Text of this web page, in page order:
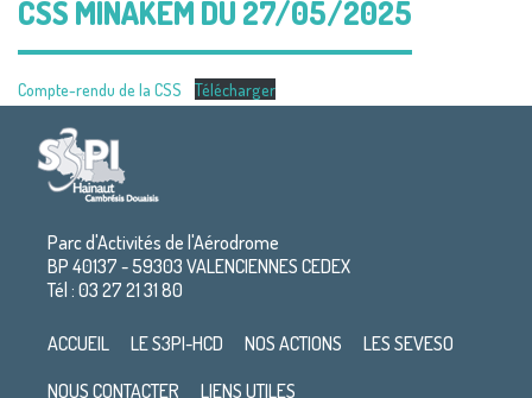
CSS MINAKEM DU 27/05/2025
Compte-rendu de la CSS Télécharger
Parc d'Activités de l'Aérodrome
BP 40137 - 59303 VALENCIENNES CEDEX
Tél : 03 27 21 31 80
ACCUEIL LE S3PI-HCD NOS ACTIONS
LES SEVESO
NOUS CONTACTER
LIENS UTILES